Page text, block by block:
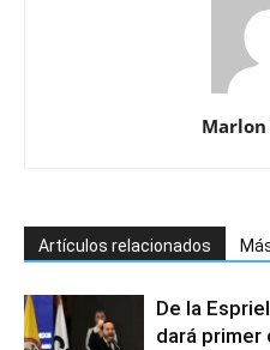
Marlon
Artículos relacionados
De la
dará